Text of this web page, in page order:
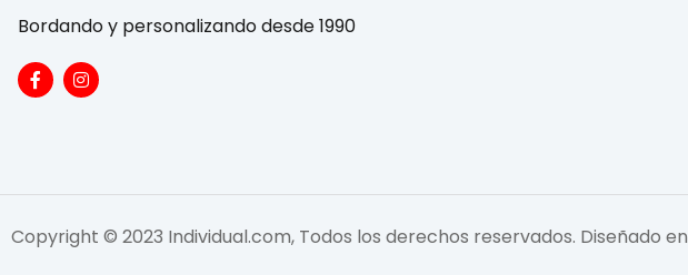
Bordando y personalizando desde 1990
Copyright © 2023 Individual.com, Todos los derechos reservados. Diseñado en